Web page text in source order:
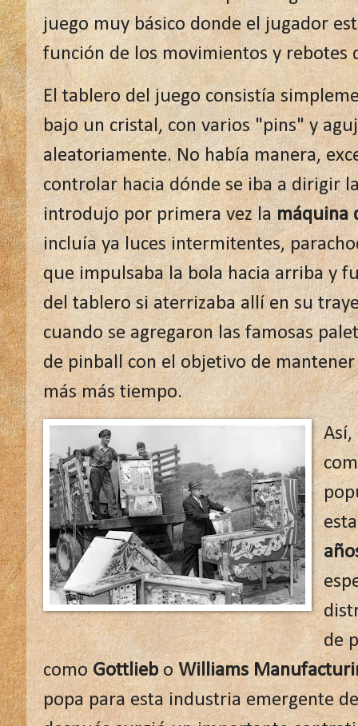
juego muy básico donde el jugador
función de los movimientos y rebotes
El tablero del juego consistía
bajo un cristal, con varios "pins" y
aleatoriamente. No había manera,
controlar hacia dónde se iba a dirigir
introdujo por primera vez lamáquina
incluía ya luces intermitentes,
que impulsaba la bola hacia arriba y
del tablero si aterrizaba allí en su
cuando se agregaron las famosas
de pinball con el objetivo de
más más tiempo.
Así,
de
comoGottlieboWilliams
popa para esta industria emergente